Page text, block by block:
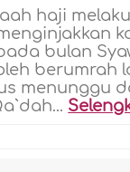
haji
bulan
berumrah
menunggu